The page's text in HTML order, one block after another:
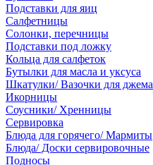
Подставки для яиц
Салфетницы
Солонки, перечницы
Подставки под ложку
Кольца для салфеток
Бутылки для масла и уксуса
Шкатулки/ Вазочки для джема
Икорницы
Соусники/ Хренницы
Сервировка
Блюда для горячего/ Мармиты
Блюда/ Доски сервировочные
Подносы